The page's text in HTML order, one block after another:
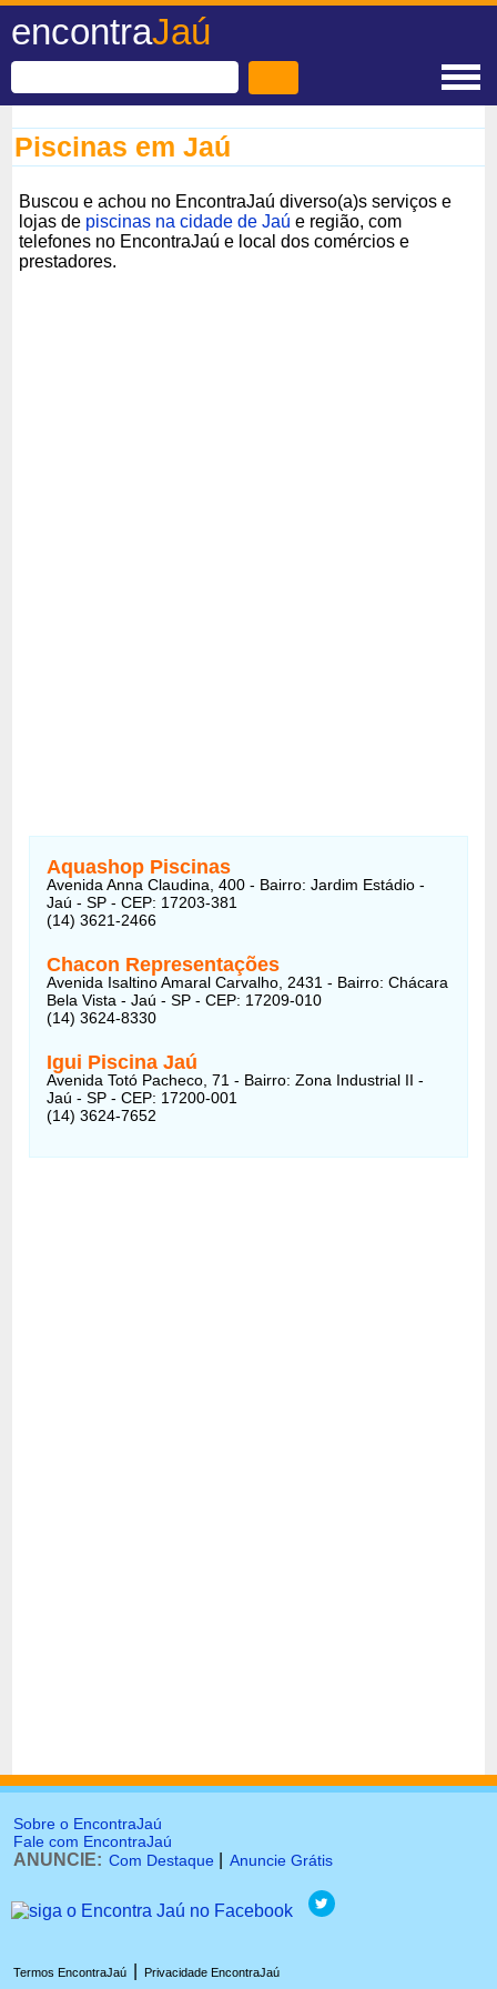
encontraJaú
Piscinas em Jaú
Buscou e achou no EncontraJaú diverso(a)s serviços e
lojas de piscinas na cidade de Jaú e região, com
telefones no EncontraJaú e local dos comércios e
prestadores.
Aquashop Piscinas
Avenida Anna Claudina, 400 - Bairro: Jardim Estádio -
Jaú - SP - CEP: 17203-381
(14) 3621-2466
Chacon Representações
Avenida Isaltino Amaral Carvalho, 2431 - Bairro: Chácara
Bela Vista - Jaú - SP - CEP: 17209-010
(14) 3624-8330
Igui Piscina Jaú
Avenida Totó Pacheco, 71 - Bairro: Zona Industrial II -
Jaú - SP - CEP: 17200-001
(14) 3624-7652
Sobre o EncontraJaú
Fale com EncontraJaú
ANUNCIE: Com Destaque Anuncie Grátis
Termos EncontraJaú Privacidade EncontraJaú